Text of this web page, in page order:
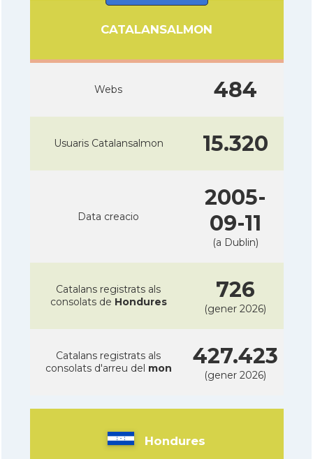
CATALANSALMON
Webs 484
Usuaris Catalansalmon 15.320
Data creacio
2005-
09-11
(a Dublin)
Catalans registrats als
consolats de Hondures 726
(gener 2026)
Catalans registrats als
consolats d'arreu del mon 427.423
(gener 2026)
Hondures